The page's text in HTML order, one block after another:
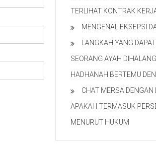
TERLIHAT KONTRAK
MENGENAL EKSEPSI
LANGKAH YANG
SEORANG AYAH
HADHANAH BERTEMU
CHAT MERSA DENGAN
APAKAH TERMASUK
MENURUT HUKUM